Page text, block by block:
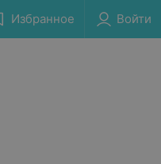
Избранное Войти